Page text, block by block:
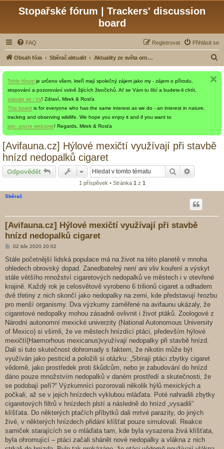
Stopařské fórum | Trackers' discussion
board
FAQ Přihlásit se
Registrovat
Obsah fóra Sběrač aktualit Aktuality ze světa ornitologie a ochrany přírody
Tohle fórum je určeno všem, kteří mají společný zájem jako my - zájem o přírodu,
stopování a pozorování volně žijících živočichů. Ať se Vám tu líbí a budete-li chtít,
zapojte se i Vy! Zdraví, Mirek & Rosťa
This board is for everyone who has the same interest as we do - an interest in nature,
tracking and observing wildlife. We hope you enjoy it and if you want to
join, you're welcome! Regards, Mirek & Rosťa
[Avifauna.cz] Hýlové mexičtí využívají při stavbě
hnízd nedopalků cigaret
Odpovědět Hledat
1 příspěvek • Stránka 1 z 1
Sběrač
[Avifauna.cz] Hýlové mexičtí využívají při stavbě
hnízd nedopalků cigaret
P
í
p
ě
e
k
02 bře 2020 20:02
Stále početnější lidská populace má na život na této planetě v mnoha
ohledech obrovský dopad. Zanedbatelný není ani vliv kouření a výskyt
stále většího množství cigaretových nedopalků ve městech i v otevřené
krajině. Každý rok je celosvětově vyrobeno 6 trilionů cigaret a odhadem
dvě třetiny z nich skončí jako nedopalky na zemi, kde představují hrozbu
pro menší organismy. Dva výzkumy zaměřené na avifaunu ukázaly, že
cigaretové nedopalky mohou zásadně ovlivnit i život ptáků. Zoologové z
Národní autonomní mexické univerzity (National Autonomous University
of Mexico) si všimli, že ve městech hnízdící ptáci, především hýlové
mexičtí(Haemorhous mexicanus)využívají nedopalky při stavbě hnízd.
Dali si tuto skutečnost dohromady s faktem, že nikotin může být
využíván jako pesticid a položili si otázku: „Sbírají ptáci zbytky cigaret
vědomě, jako prostředek proti škůdcům, nebo je zabudování do hnízd
dáno pouze množstvím nedopalků v daném prostředí a skutečnosti, že
se podobají peří?“ Výzkumníci pozorovali několik hýlů mexických a
počkali, až se v jejich hnízdech vyklubou mláďata. Poté nahradili zbytky
cigaretových filtrů v hnízdech plstí a následně do hnízd „vysadili“
klíšťata. Do některých ptačích příbytků dali mrtvé parazity, do jiných
živé, v některých hnízdech přidání klíšťat pouze simulovali. Reakce
samiček starajících se o mláďata tam, kde byla vysazena živá klíšťata,
byla ohromující – ptáci začali shánět nové nedopalky a vlákna z nich